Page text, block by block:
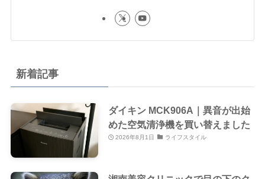
新着記事
ダイキン MCK906A｜異音が出始
めた空気清浄機を買い替えました
2026年8月1日 ライフスタイル